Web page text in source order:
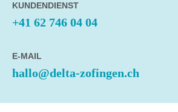
KUNDENDIENST
+41 62 746 04 04
E-MAIL
hallo@delta-zofingen.ch